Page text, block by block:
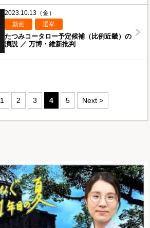
2023.10.13（金）
動画
選挙
たつみコータロー予定候補（比例近畿）の
演説 ／ 万博・維新批判
1 2 3 4 5 Next >